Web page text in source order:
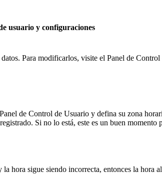
usuario y configuraciones
Para modificarlos, visite el Panel de
de Control de Usuario y defina su zona
Si no lo está, este es un buen momento
hora sigue siendo incorrecta, entonces la hora